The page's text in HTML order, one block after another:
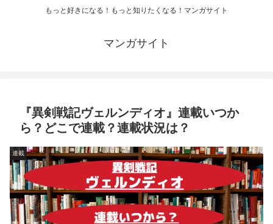
もっと好きになる！もっと知りたくなる！マンガサイト
マンガサイト
『異剣戦記ヴェルンディオ』連載いつか
ら？どこで連載？連載状況は？
連載